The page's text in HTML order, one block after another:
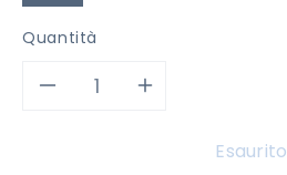
Quantità
DiminuisciAumenta
quantità
Esaurito